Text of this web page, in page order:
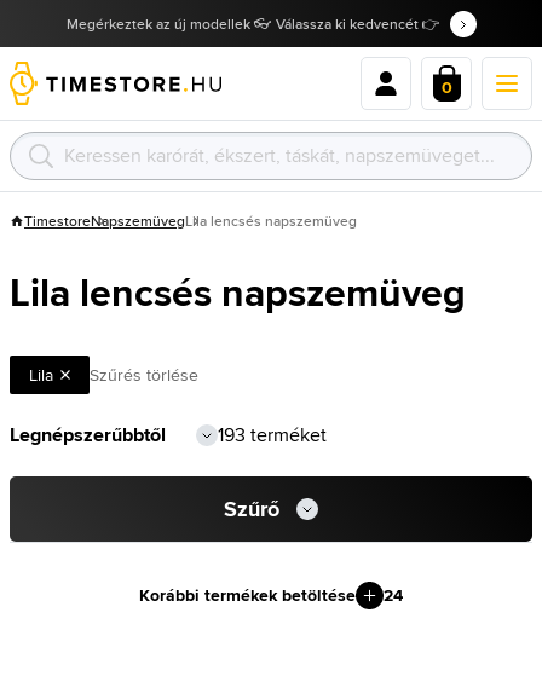
Megérkeztek az új modellek 👓 Válassza ki kedvencét 👉
0
TimestoreNapszemüvegLila lencsés napszemüveg
Lila lencsés napszemüveg
Lila Szűrés törlése
193 terméket
Szűrő
Korábbi termékek betöltése 24